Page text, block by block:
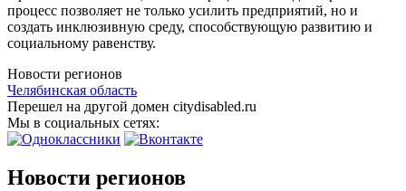
процесс позволяет не только усилить предприятий, но и
создать инклюзивную среду, способствующую развитию и
социальному равенству.
Новости регионов
Челябинская область
Перешел на другой домен citydisabled.ru
Мы в социальных сетях:
Новости регионов